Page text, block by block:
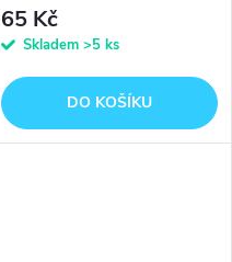
65 Kč
Skladem >5 ks
DO KOŠÍKU